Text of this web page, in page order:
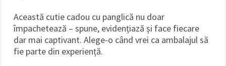
Această cutie cadou cu panglică nu doar
împachetează – spune, evidențiază și face fiecare
dar mai captivant. Alege-o când vrei ca ambalajul să
fie parte din experiență.